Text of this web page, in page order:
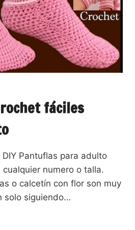
fáciles
Pantuflas para adulto
numero o talla.
o calcetín con flor son muy
solo siguiendo…